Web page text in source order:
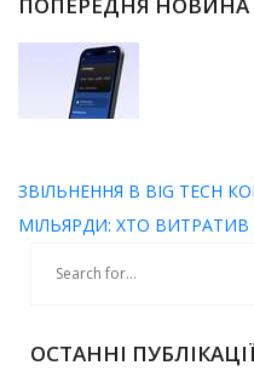
ПОПЕРЕДНЯ НОВИНА
ЗВІЛЬНЕННЯ В BIG TECH
МІЛЬЯРДИ: ХТО
ОСТАННІ ПУБЛІКАЦІЇ